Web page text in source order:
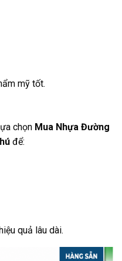
mỹ tốt.
chọn Mua Nhựa Đường
để:
quả lâu dài.